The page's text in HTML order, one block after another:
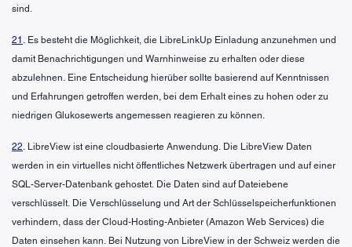
sind.
21 . Es besteht die Möglichkeit, die LibreLinkUp Einladung anzunehmen und
damit Benachrichtigungen und Warnhinweise zu erhalten oder diese
abzulehnen. Eine Entscheidung hierüber sollte basierend auf Kenntnissen
und Erfahrungen getroffen werden, bei dem Erhalt eines zu hohen oder zu
niedrigen Glukosewerts angemessen reagieren zu können.
22. LibreView ist eine cloudbasierte Anwendung. Die LibreView Daten
werden in ein virtuelles nicht öffentliches Netzwerk übertragen und auf einer
SQL-Server-Datenbank gehostet. Die Daten sind auf Dateiebene
verschlüsselt. Die Verschlüsselung und Art der Schlüsselspeicherfunktionen
verhindern, dass der Cloud-Hosting-Anbieter (Amazon Web Services) die
Daten einsehen kann. Bei Nutzung von LibreView in der Schweiz werden die